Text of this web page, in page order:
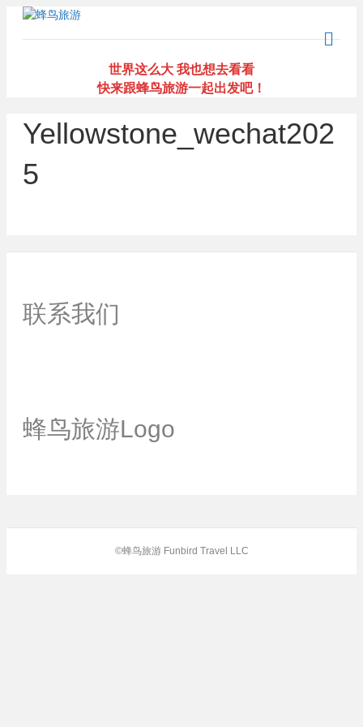
世界这么大 我也想去看看
快来跟蜂鸟旅游一起出发吧！
M
Yellowstone_wechat202
5
联系我们
蜂鸟旅游Logo
©蜂鸟旅游 Funbird Travel LLC